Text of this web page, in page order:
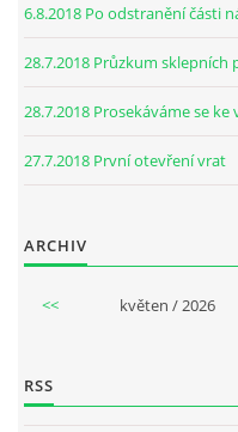
6.8.2018 Po odstranění části
28.7.2018 Průzkum sklepních
28.7.2018 Prosekáváme se ke
27.7.2018 První otevření vrat
ARCHIV
<< květen / 2026
RSS